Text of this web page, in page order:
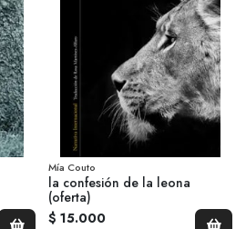
Mía Couto
la confesión de la leona
(oferta)
$ 15.000